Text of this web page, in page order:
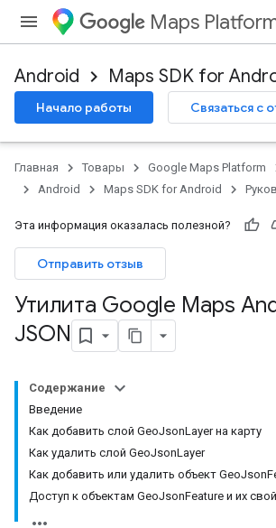
Maps
Android Maps SDK for
Начало работы Связаться с
Главная Товары Google Maps Platform
Android
Maps SDK for Android
Эта информация оказалась полезной?
Отправить отзыв
Утилита Google Maps
JSON
Содержание
Введение
Как добавить слой GeoJsonLayer на карту
Как удалить слой GeoJsonLayer
Как добавить или удалить объект
Доступ к объектам GeoJsonFeature и их